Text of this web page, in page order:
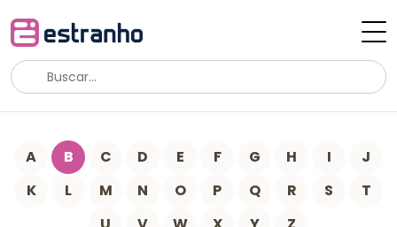
A B C D E F G H I
J
K
L M N O P Q R S
T